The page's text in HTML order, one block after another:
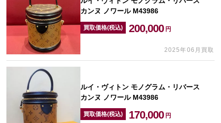
カンヌ ノワール M43986
買取価格(税込) 200,000 円
2025年06月買取
ルイ・ヴィトン モノグラム・リバース
カンヌ ノワール M43986
買取価格(税込) 170,000 円